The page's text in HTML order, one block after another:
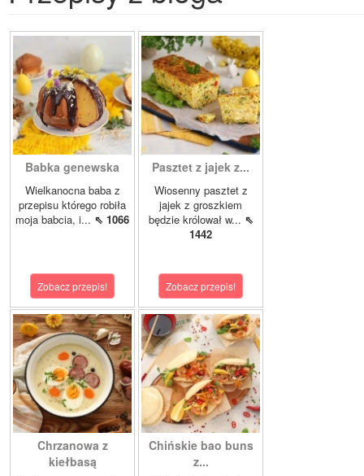
Babka genewska
Wielkanocna baba z
przepisu którego robiła
moja babcia, i... ⇖ 1066
Zobacz przepis!
Pasztet z jajek z...
Wiosenny pasztet z
jajek z groszkiem
będzie królował w... ⇖
1442
Zobacz przepis!
Chrzanowa z
kiełbasą
Chińskie bao buns
z...